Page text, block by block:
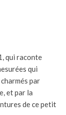
qui raconte
qui
par
et par la
de ce petit